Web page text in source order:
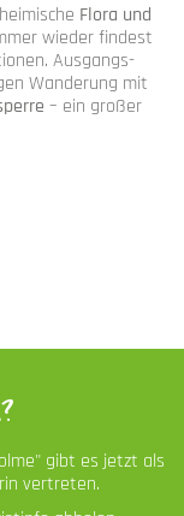
Flora und
wieder findest
Ausgangs-
Wanderung mit
– ein großer
gibt es jetzt als
vertreten.